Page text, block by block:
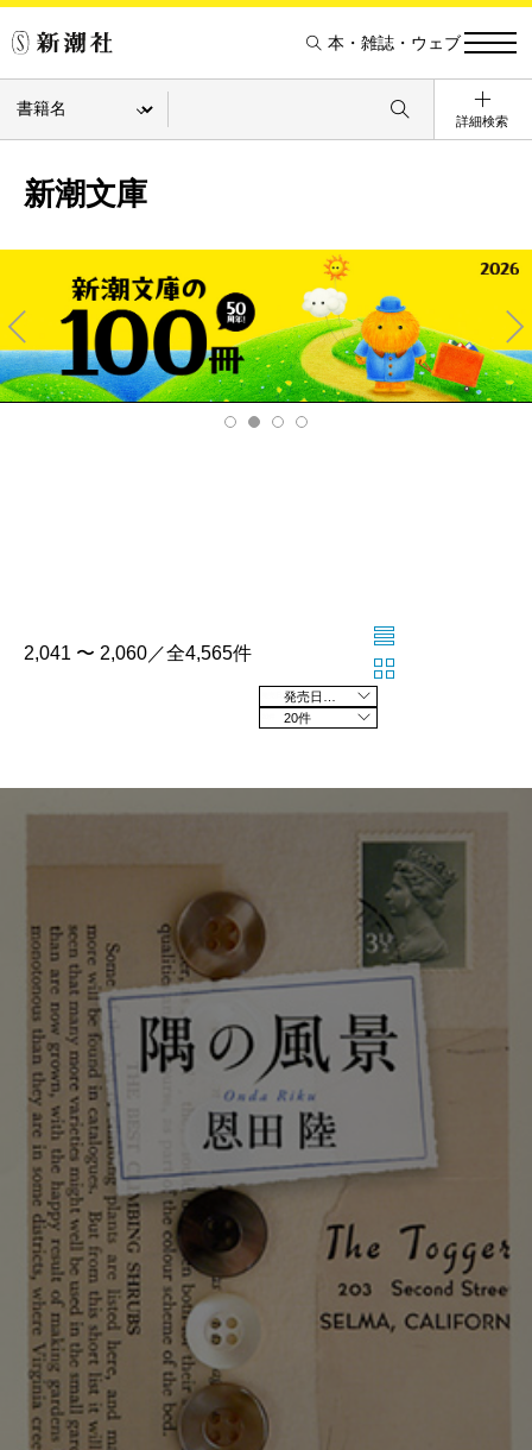
本・雑誌・ウェブ
詳細検索
新潮文庫
Pre
v
Ne
xt
2,041 〜 2,060／全4,565件
20件